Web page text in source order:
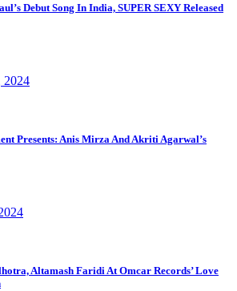
Debut Song In India, SUPER SEXY Released
2024
Presents: Anis Mirza And Akriti Agarwal’s
Altamash Faridi At Omcar Records’ Love